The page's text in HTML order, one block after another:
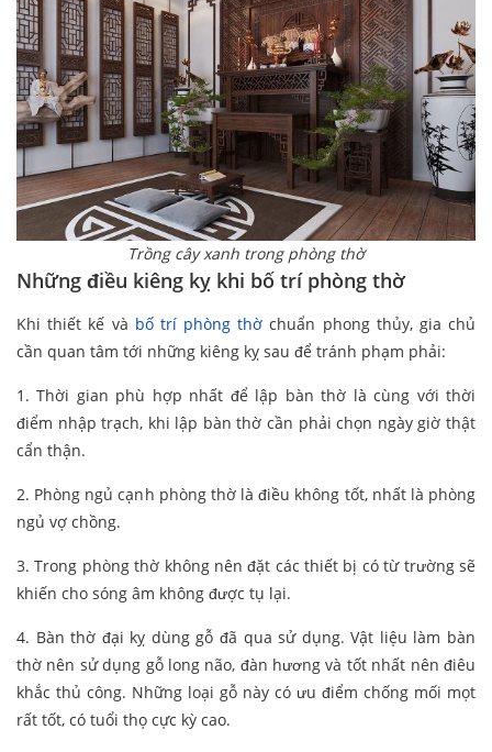
Trồng cây xanh trong phòng thờ
Những điều kiêng kỵ khi bố trí phòng thờ
Khi thiết kế và bố trí phòng thờ chuẩn phong thủy, gia chủ
cần quan tâm tới những kiêng kỵ sau để tránh phạm phải:
1. Thời gian phù hợp nhất để lập bàn thờ là cùng với thời
điểm nhập trạch, khi lập bàn thờ cần phải chọn ngày giờ thật
cẩn thận.
2. Phòng ngủ cạnh phòng thờ là điều không tốt, nhất là phòng
ngủ vợ chồng.
3. Trong phòng thờ không nên đặt các thiết bị có từ trường sẽ
khiến cho sóng âm không được tụ lại.
4. Bàn thờ đại kỵ dùng gỗ đã qua sử dụng. Vật liệu làm bàn
thờ nên sử dụng gỗ long não, đàn hương và tốt nhất nên điêu
khắc thủ công. Những loại gỗ này có ưu điểm chống mối mọt
rất tốt, có tuổi thọ cực kỳ cao.